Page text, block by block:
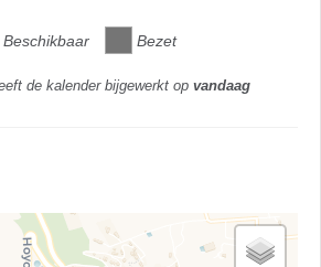
Beschikbaar Bezet
de kalender bijgewerkt op vandaag